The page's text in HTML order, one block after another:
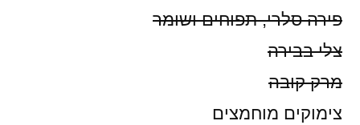
פירה סלרי, תפוחים ושומר
צלי בבירה
מרק קובה
צימוקים מוחמצים